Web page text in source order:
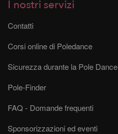
I nostri servizi
Contatti
Corsi online di Poledance
Sicurezza durante la Pole Dance
Pole-Finder
FAQ - Domande frequenti
Sponsorizzazioni ed eventi